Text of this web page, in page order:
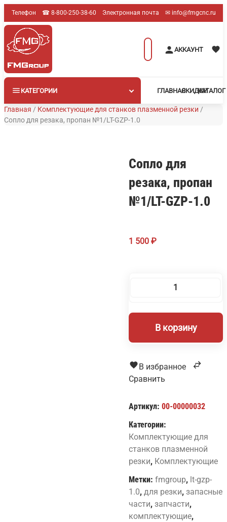
Перейти
к
содержимому
Телефон ☎︎ 8-800-250-38-60 Электронная почта ✉︎ info@fmgcnc.ru
Поиск
товаров
АККАУНТ
КАТЕГОРИИ ГЛАВНАЯ КАТАЛОГ
СКИДКИ
Главная / Комплектующие для станков плазменной резки /
Сопло для резака, пропан №1/LT-GZP-1.0
Сопло для
резака, пропан
№1/LT-GZP-1.0
1 500 ₽
Сопло
резака,
№1/LT-
GZP-
В корзину
В избранное
Сравнить
Артикул: 00-00000032
Категории:
Комплектующие для
станков плазменной
резки, Комплектующие
Метки: fmgroup, lt-gzp-
1.0, для резки, запасные
части, запчасти,
комплектующие,